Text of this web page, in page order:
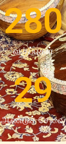
வகுப்புகள்
280
ஆண்டுச் சேவை
29